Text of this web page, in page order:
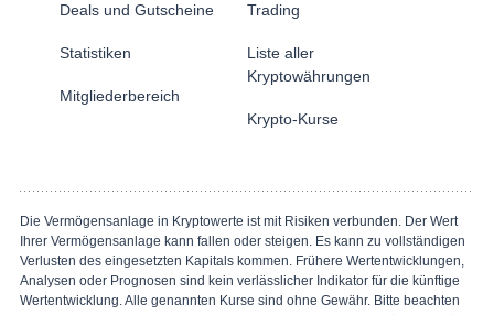
Deals und Gutscheine
Statistiken
Mitgliederbereich
Trading
Liste aller
Kryptowährungen
Krypto-Kurse
Die Vermögensanlage in Kryptowerte ist mit Risiken verbunden. Der Wert
Ihrer Vermögensanlage kann fallen oder steigen. Es kann zu vollständigen
Verlusten des eingesetzten Kapitals kommen. Frühere Wertentwicklungen,
Analysen oder Prognosen sind kein verlässlicher Indikator für die künftige
Wertentwicklung. Alle genannten Kurse sind ohne Gewähr. Bitte beachten